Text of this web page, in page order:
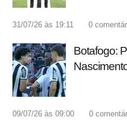
31/07/26 às 19:11 0
Botafogo:
09/07/26 às 09:00 0